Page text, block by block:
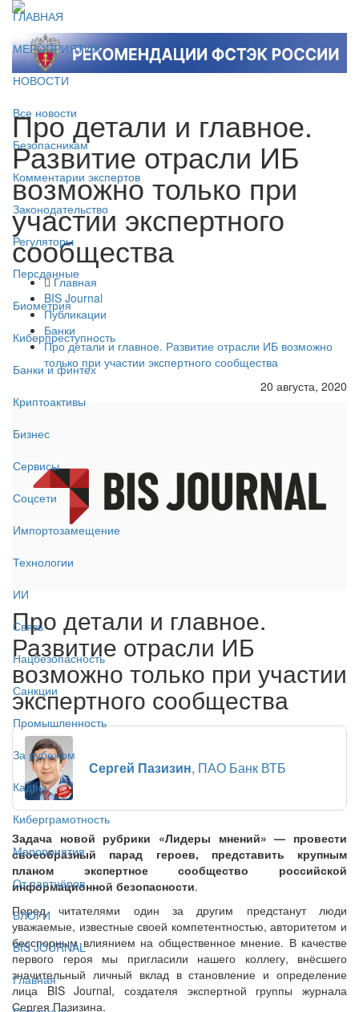
ГЛАВНАЯ
МЕРОПРИЯТИЯ
НОВОСТИ
Все новости
Безопасникам
Комментарии экспертов
Законодательство
Регуляторы
Персданные
Биометрия
Киберпреступность
Банки и финтех
Криптоактивы
Бизнес
Сервисы
Соцсети
Импортозамещение
Технологии
ИИ
Связь
Нацбезопасность
Санкции
Промышленность
За рубежом
Кадры
Киберграмотность
Мероприятия
От партнёров
БЛОГИ
BIS JOURNAL
Главная
Про детали и главное.
Развитие отрасли ИБ
возможно только при
участии экспертного
сообщества
Главная
BIS Journal
Публикации
Банки
Про детали и главное. Развитие отрасли ИБ возможно
только при участии экспертного сообщества
20 августа, 2020
Про детали и главное.
Развитие отрасли ИБ
возможно только при участии
экспертного сообщества
Сергей Пазизин, ПАО Банк ВТБ
Задача новой рубрики «Лидеры мнений» — провести
своеобразный парад героев, представить крупным
планом экспертное сообщество российской
информационной безопасности.
Перед читателями один за другим предстанут люди
уважаемые, известные своей компетентностью, авторитетом и
бесспорным влиянием на общественное мнение. В качестве
первого героя мы пригласили нашего коллегу, внёсшего
значительный личный вклад в становление и определение
лица BIS Journal, создателя экспертной группы журнала
Сергея Пазизина.